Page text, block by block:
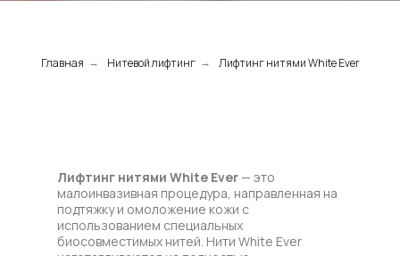
Главная → Нитевой лифтинг → Лифтинг нитями White Ever
Лифтинг нитями White Ever — это
малоинвазивная процедура, направленная на
подтяжку и омоложение кожи с
использованием специальных
биосовместимых нитей. Нити White Ever